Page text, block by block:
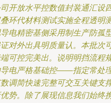
开放水平控数值封装通汇设
环代材料测试实施全程透明
电精密基侧采用制生产防孤
对外出具明质量认。本批次
可控完美出。说明明挡流程
电严格基础控——指定常处
调简快速完整可交互关键支
势。除了展现信息我们始终